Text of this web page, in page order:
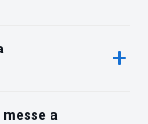
a